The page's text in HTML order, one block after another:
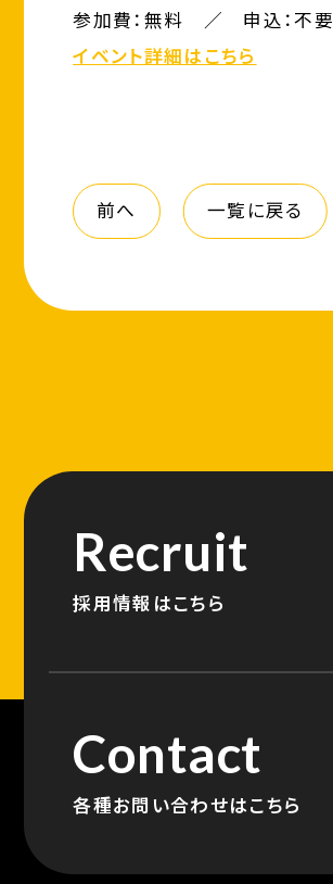
参加費：無料 ／ 申込：不要
イベント詳細はこちら
前へ 一覧に戻る
Recruit
採用情報はこちら
Contact
各種お問い合わせはこちら